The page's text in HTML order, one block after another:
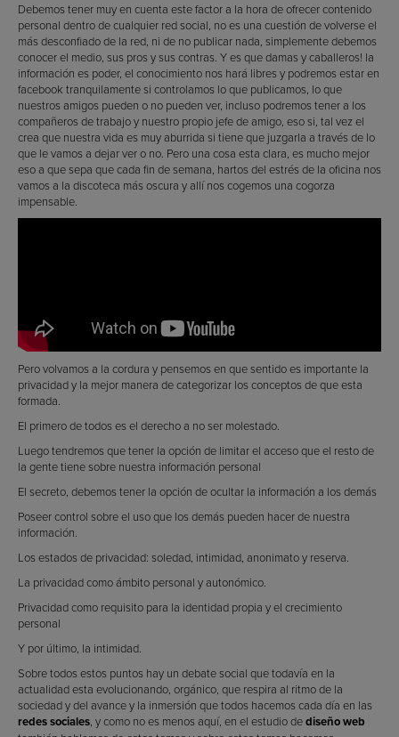
Debemos tener muy en cuenta este factor a la hora de ofrecer contenido
personal dentro de cualquier red social, no es una cuestión de volverse el
más desconfiado de la red, ni de no publicar nada, simplemente debemos
conocer el medio, sus pros y sus contras. Y es que damas y caballeros! la
información es poder, el conocimiento nos hará libres y podremos estar en
facebook tranquilamente si controlamos lo que publicamos, lo que
nuestros amigos pueden o no pueden ver, incluso podremos tener a los
compañeros de trabajo y nuestro propio jefe de amigo, eso si, tal vez el
crea que nuestra vida es muy aburrida si tiene que juzgarla a través de lo
que le vamos a dejar ver o no. Pero una cosa esta clara, es mucho mejor
eso a que sepa que cada fin de semana, hartos del estrés de la oficina nos
vamos a la discoteca más oscura y allí nos cogemos una cogorza
impensable.
Pero volvamos a la cordura y pensemos en que sentido es importante la
privacidad y la mejor manera de categorizar los conceptos de que esta
formada.
El primero de todos es el derecho a no ser molestado.
Luego tendremos que tener la opción de limitar el acceso que el resto de
la gente tiene sobre nuestra información personal
El secreto, debemos tener la opción de ocultar la información a los demás
Poseer control sobre el uso que los demás pueden hacer de nuestra
información.
Los estados de privacidad: soledad, intimidad, anonimato y reserva.
La privacidad como ámbito personal y autonómico.
Privacidad como requisito para la identidad propia y el crecimiento
personal
Y por último, la intimidad.
Sobre todos estos puntos hay un debate social que todavía en la
actualidad esta evolucionando, orgánico, que respira al ritmo de la
sociedad y del avance y la inmersión que todos hacemos cada día en las
redes sociales, y como no es menos aquí, en el estudio dediseño web